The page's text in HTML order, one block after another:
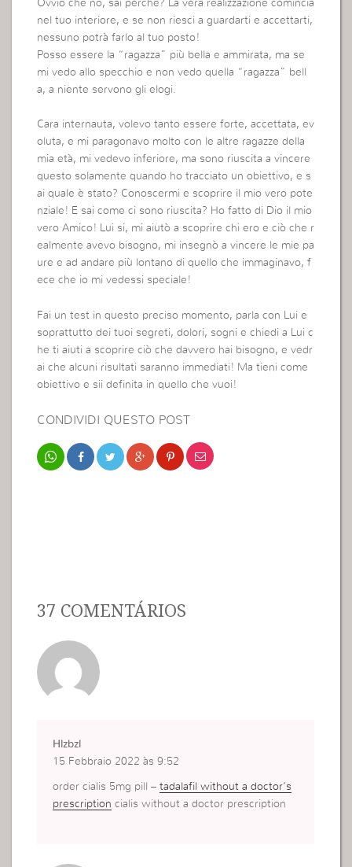
Ovvio che no, sai perché? La vera realizzazione comincia
nel tuo interiore, e se non riesci a guardarti e accettarti,
nessuno potrà farlo al tuo posto!
Posso essere la “ragazza” più bella e ammirata, ma se
mi vedo allo specchio e non vedo quella “ragazza” bell
a, a niente servono gli elogi.
Cara internauta, volevo tanto essere forte, accettata, ev
oluta, e mi paragonavo molto con le altre ragazze della
mia età, mi vedevo inferiore, ma sono riuscita a vincere
questo solamente quando ho tracciato un obiettivo, e s
ai quale è stato? Conoscermi e scoprire il mio vero pote
nziale! E sai come ci sono riuscita? Ho fatto di Dio il mio
vero Amico! Lui si, mi aiutò a scoprire chi ero e ciò che r
ealmente avevo bisogno, mi insegnò a vincere le mie pa
ure e ad andare più lontano di quello che immaginavo, f
ece che io mi vedessi speciale!
Fai un test in questo preciso momento, parla con Lui e
soprattutto dei tuoi segreti, dolori, sogni e chiedi a Lui c
he ti aiuti a scoprire ciò che davvero hai bisogno, e vedr
ai che alcuni risultati saranno immediati! Ma tieni come
obiettivo e sii definita in quello che vuoi!
CONDIVIDI QUESTO POST
37 COMENTÁRIOS
Hlzbzl
15 Febbraio 2022 às 9:52
order cialis 5mg pill –tadalafil without a doctor’s
prescription cialis without a doctor prescription